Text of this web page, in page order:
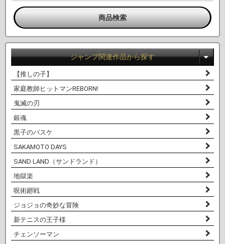
ジャンプ関連作品から探す
【推しの子】
家庭教師ヒットマンREBORN!
鬼滅の刃
銀魂
黒子のバスケ
SAKAMOTO DAYS
SAND LAND（サンドランド）
地獄楽
呪術廻戦
ジョジョの奇妙な冒険
新テニスの王子様
チェンソーマン